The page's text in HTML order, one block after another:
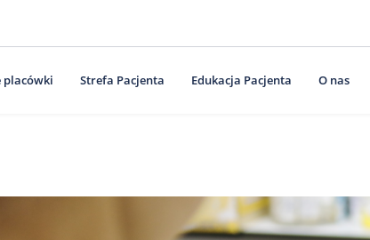
placówki Strefa Pacjenta Edukacja Pacjenta O nas